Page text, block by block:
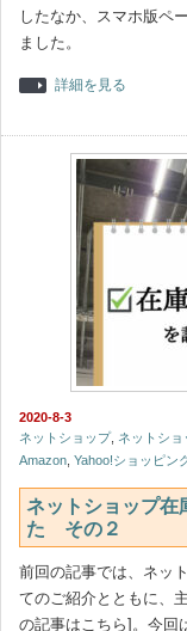
したなか、スマホ版ペ
ました。
詳細を見る
2020-8-3
ネットショップ, ネットシ
Amazon Yahoo!ショッピン
ネットショップ在
た その２
前回の記事では、ネッ
てのご紹介とともに、
の記事はこちら]。今回